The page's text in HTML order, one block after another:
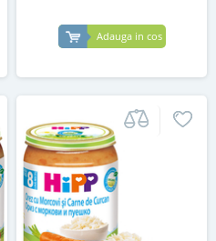
Adauga in cos